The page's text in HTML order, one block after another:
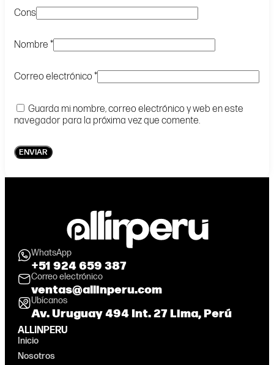
Cons
Nombre *
Correo electrónico *
Guarda mi nombre, correo electrónico y web en este
navegador para la próxima vez que comente.
WhatsApp
+51 924 659 387
Correo electrónico
ventas@allinperu.com
Ubícanos
Av. Uruguay 494 Int. 27 Lima, Perú
ALLINPERU
Inicio
Nosotros